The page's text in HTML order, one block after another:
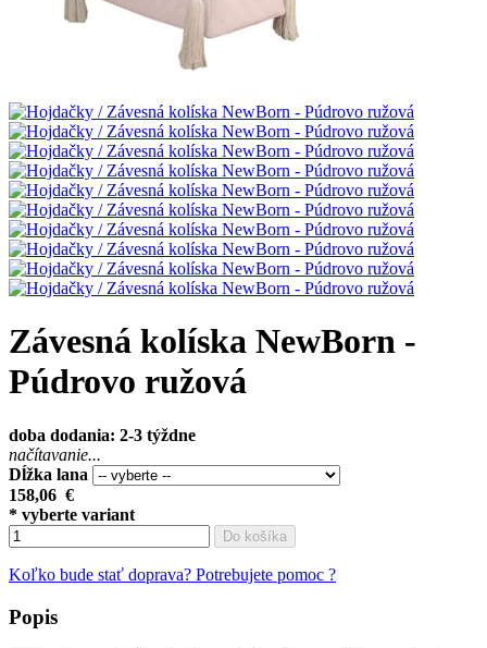
Závesná kolíska NewBorn -
Púdrovo ružová
doba dodania: 2-3 týždne
načítavanie...
Dĺžka lana
158,06 €
* vyberte variant
Do košíka
Koľko bude stať doprava? Potrebujete pomoc ?
Popis